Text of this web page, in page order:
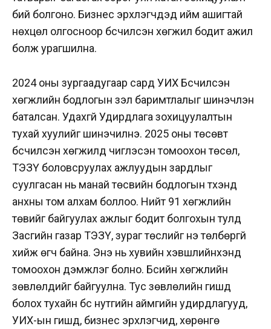
бий болгоно. Бизнес эрхлэгчдэд ийм ашигтай
нөхцөл олгосноор бүсчилсэн хөгжил бодит ажил
болж урагшилна.
2024 оны зургаадугаар сард УИХ Бүсчилсэн
хөгжлийн бодлогын үзэл баримтлалыг шинэчлэн
баталсан. Удахгүй Удирдлага зохицуулалтын
тухай хуулийг шинэчилнэ. 2025 оны төсөвт
бүсчилсэн хөгжилд чиглэсэн томоохон төсөл,
ТЭЗҮ боловсруулах ажлуудын зардлыг
суулгасан нь манай төсвийн бодлогын түүхэнд
анхны том алхам боллоо. Нийт 91 хөгжлийн
төвийг байгуулах ажлыг бодит болгохын тулд
Засгийн газар ТЭЗҮ, зураг төслийг үнэ төлбөргүй
хийж өгч байна. Энэ нь хувийн хэвшлийнхэнд
томоохон дэмжлэг болно. Бүсийн хөгжлийн
зөвлөлүүдийг байгуулна. Тус зөвлөлийн гишүүд
болох тухайн бүс нутгийн аймгийн удирдлагууд,
УИХ-ын гишүүд, бизнес эрхлэгчид, хөрөнгө